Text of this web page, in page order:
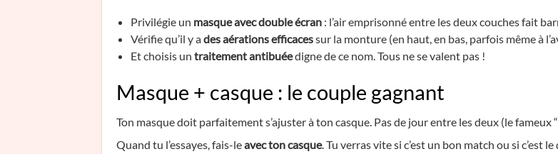
Privilégie un masque avec double écran : l’air emprisonné entre les deux couches fait
Vérifie qu’il y ades aérations efficacessur la monture (en haut, en bas, parfois même à
Et choisis un traitement antibuéedigne de ce nom. Tous ne se valent pas !
Masque + casque : le couple gagnant
Ton masque doit parfaitement s’ajuster à ton casque. Pas de jour entre les deux (le fameux
Quand tu l’essayes, fais-leavec ton casque. Tu verras vite si c’est un bon match ou si c’est